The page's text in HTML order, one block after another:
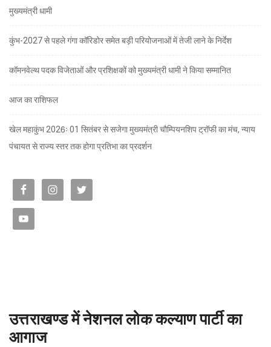
मुख्यमंत्री धामी
कुंभ-2027 से पहले गंगा कॉरिडोर समेत बड़ी परियोजनाओं में तेजी लाने के निर्देश
कॉमनवेल्थ पदक विजेताओं और प्रशिक्षकों को मुख्यमंत्री धामी ने किया सम्मानित
आज का राशिफल
खेल महाकुंभ 2026ः 01 सितंबर से सजेगा मुख्यमंत्री चौम्पियनशिप ट्रॉफी का मंच, न्याय
पंचायत से राज्य स्तर तक होगा प्रतिभा का प्रदर्शन
उत्तराखण्ड में नेशनल लोक कल्याण पार्टी का
आगाज